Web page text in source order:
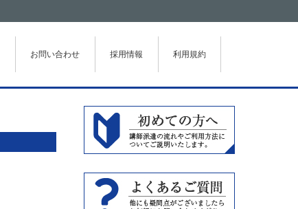
お問い合わせ 採用情報 利用規約